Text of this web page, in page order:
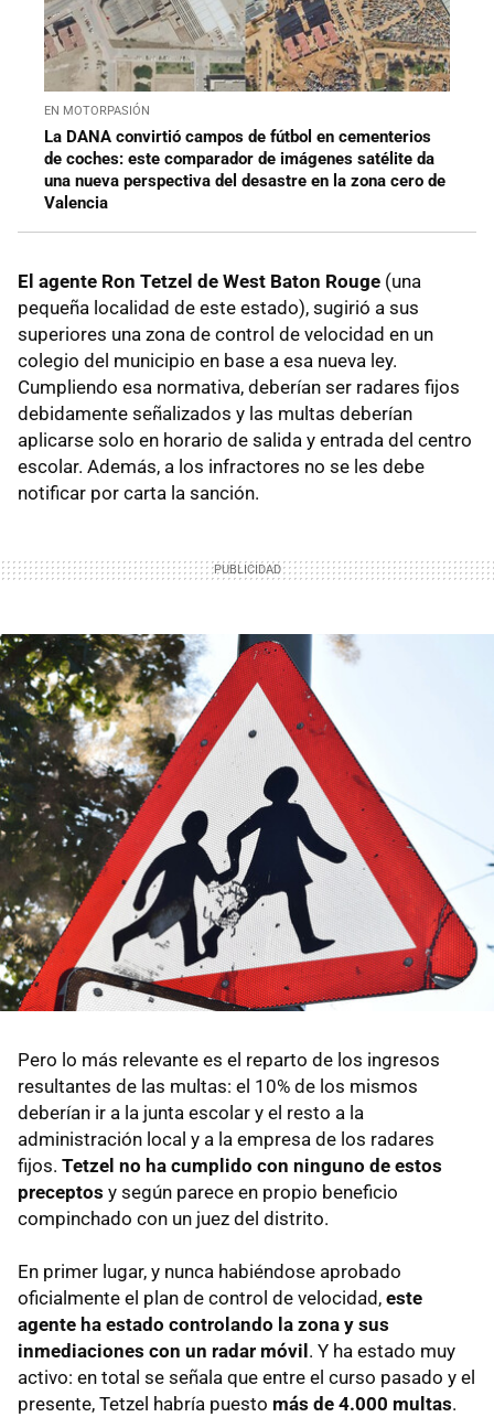
EN MOTORPASIÓN
La DANA convirtió campos de fútbol en cementerios
de coches: este comparador de imágenes satélite da
una nueva perspectiva del desastre en la zona cero de
Valencia
El agente Ron Tetzel de West Baton Rouge (una
pequeña localidad de este estado), sugirió a sus
superiores una zona de control de velocidad en un
colegio del municipio en base a esa nueva ley.
Cumpliendo esa normativa, deberían ser radares fijos
debidamente señalizados y las multas deberían
aplicarse solo en horario de salida y entrada del centro
escolar. Además, a los infractores no se les debe
notificar por carta la sanción.
Pero lo más relevante es el reparto de los ingresos
resultantes de las multas: el 10% de los mismos
deberían ir a la junta escolar y el resto a la
administración local y a la empresa de los radares
fijos. Tetzel no ha cumplido con ninguno de estos
preceptos y según parece en propio beneficio
compinchado con un juez del distrito.
En primer lugar, y nunca habiéndose aprobado
oficialmente el plan de control de velocidad, este
agente ha estado controlando la zona y sus
inmediaciones con un radar móvil . Y ha estado muy
activo: en total se señala que entre el curso pasado y el
presente, Tetzel habría puesto más de 4.000 multas.